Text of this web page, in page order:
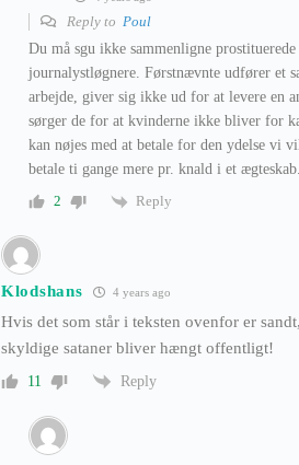
Reply to Poul
Du må sgu ikke sammenligne prostituerede
journalystløgnere. Førstnævnte udfører et
arbejde, giver sig ikke ud for at levere en
sørger de for at kvinderne ikke bliver for
kan nøjes med at betale for den ydelse vi
betale ti gange mere pr. knald i et ægteskab.
2
Reply
Klodshans 4 years ago
Hvis det som står i teksten ovenfor er
skyldige sataner bliver hængt offentligt!
11 Reply